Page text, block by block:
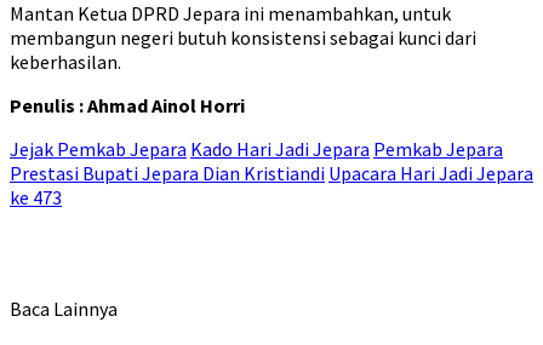
Mantan Ketua DPRD Jepara ini menambahkan, untuk
membangun negeri butuh konsistensi sebagai kunci dari
keberhasilan.
Penulis : Ahmad Ainol Horri
Jejak Pemkab Jepara Kado Hari Jadi Jepara Pemkab Jepara
Prestasi Bupati Jepara Dian Kristiandi Upacara Hari Jadi Jepara
ke 473
Baca Lainnya